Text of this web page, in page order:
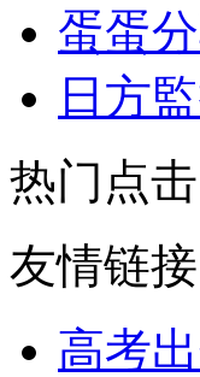
蛋蛋
日方
热门点击
友情链接
高考